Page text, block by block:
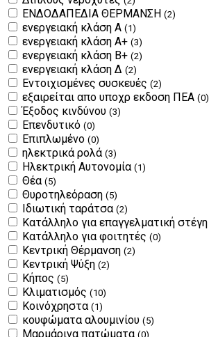
ΕΝΔΟΔΑΠΕΔΙΑ ΘΕΡΜΑΝΣΗ (2)
ενεργειακή κλάση Α (1)
ενεργειακή κλάση Α+ (3)
ενεργειακή κλάση Β+ (2)
ενεργειακή κλάση Δ (2)
Εντοιχισμένες συσκευές (2)
εξαιρείται απο υποχρ εκδοση ΠΕΑ (0)
Έξοδος κινδύνου (3)
Επενδυτικό (0)
Επιπλωμένο (0)
ηλεκτρικά ρολά (3)
Ηλεκτρική Αυτονομία (1)
Θέα (5)
Θυροτηλεόραση (5)
Ιδιωτική ταράτσα (2)
Κατάλληλο για επαγγελματική στέγη
Κατάλληλο για φοιτητές (0)
Κεντρική Θέρμανση (2)
Κεντρική Ψύξη (2)
Κήπος (5)
Κλιματισμός (10)
Κοινόχρηστα (1)
κουφώματα αλουμινίου (5)
Μαρμάρινα πατώματα (0)